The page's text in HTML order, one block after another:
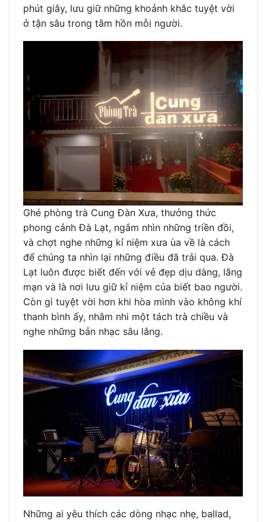
phút giây, lưu giữ những khoảnh khắc tuyệt vời
ở tận sâu trong tâm hồn mỗi người.
Ghé phòng trà Cung Đàn Xưa, thưởng thức
phong cảnh Đà Lạt, ngắm nhìn những triền đồi,
và chợt nghe những kỉ niệm xưa ùa về là cách
để chúng ta nhìn lại những điều đã trải qua. Đà
Lạt luôn được biết đến với vẻ đẹp dịu dàng, lãng
mạn và là nơi lưu giữ kỉ niệm của biết bao người.
Còn gì tuyệt vời hơn khi hòa mình vào không khí
thanh bình ấy, nhâm nhi một tách trà chiều và
nghe những bản nhạc sâu lắng.
Những ai yêu thích các dòng nhạc nhẹ, ballad,